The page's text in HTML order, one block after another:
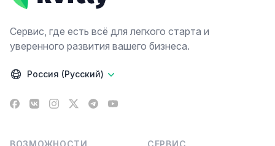
Сервис, где есть всё для легкого старта и
уверенного развития вашего бизнеса.
Россия (Русский)
Facebook
VK Instagram
X TelegramYouTube